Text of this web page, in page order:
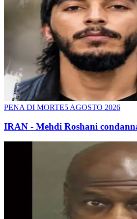
PENA DI MORTE5 AGOSTO 2026
IRAN - Mehdi Roshani